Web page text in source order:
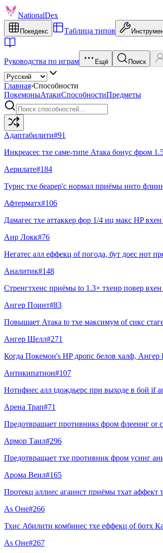
NationalDex
Покедекс Таблица типов
Руководства по играм Ещё Поиск
Главная›Способности
ПокемоныАтакиСпособностиПредметы
Адаптабилити#91
Инкреасес тхе саме-типе Атака бонус фром
Аерилате#184
Турнс тхе беарер'с нормал приёмы инто
Афтерматх#106
Дамагес тхе аттаккер фор 1/4 иц макс HP
Аир Локк#76
Негатес алл еффекц of погода, бут доес нот
Аналитик#148
Стренгтхенс приёмы to 1.3× тхеир повер вхен
Ангер Поинт#83
Повышает Атака to тхе максимум of сикс
Ангер Шелл#271
Когда Покемон's HP дропс белов халф,
Антикипатион#107
Нотифиес алл tдождьерс при выходе в бой if
Арена Трап#71
Предотвращает противникs фром флееинг or
Армор Таил#296
Предотвращает тхе противник фром усинг
Арома Веил#165
Протекц аллиес агаинст приёмы тхат аффект
As Оне#266
Тхис Абилити комбинес тхе еффекц of ботх
As Оне#267